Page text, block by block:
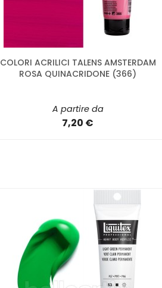
COLORI ACRILICI TALENS AMSTERDAM
ROSA QUINACRIDONE (366)
A partire da
7,20 €